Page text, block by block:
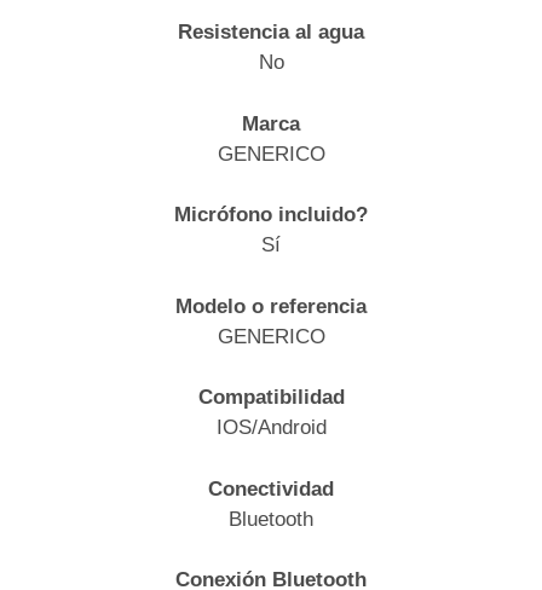
Resistencia al agua
No
Marca
GENERICO
Micrófono incluido?
Sí
Modelo o referencia
GENERICO
Compatibilidad
IOS/Android
Conectividad
Bluetooth
Conexión Bluetooth